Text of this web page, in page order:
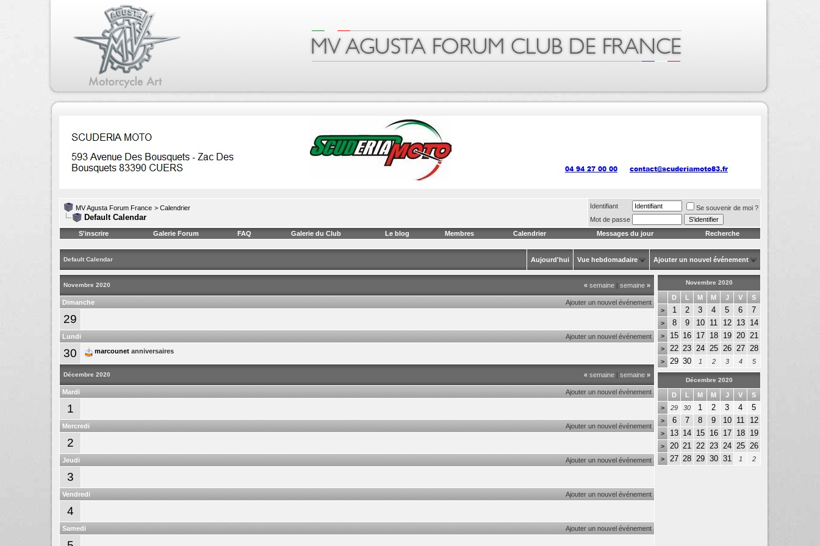
MV Agusta Forum France > Calendrier
Default Calendar
Identifiant
Se souvenir de moi ?
Mot de passe
S'inscrire
Galerie Forum FAQ Galerie du Club Le blog Membres Calendrier Messages du jour Recherche
Default Calendar Aujourd'hui Vue hebdomadaire Ajouter un nouvel événement
« semaine | semaine »
Novembre 2020
Ajouter un nouvel événement
Dimanche
29
Ajouter un nouvel événement
Lundi
30 marcounet anniversaires
« semaine | semaine »
Décembre 2020
Ajouter un nouvel événement
Mardi
1
Ajouter un nouvel événement
Mercredi
2
Ajouter un nouvel événement
Jeudi
3
Ajouter un nouvel événement
Vendredi
4
Ajouter un nouvel événement
Samedi
Novembre 2020
D L M M J V
S
>
1 2 3 4 5 6 7
> 8 9 10 11 12 13 14
> 15 16 17 18 19 20 21
> 22 23 24 25 26 27 28
> 29 30 1 2 3 4 5
Décembre 2020
D L M M J V
S
>
29 30 1 2 3 4 5
> 6 7 8 9 10 11 12
> 13 14 15 16 17 18 19
> 20 21 22 23 24 25 26
> 27 28 29 30 31 1 2